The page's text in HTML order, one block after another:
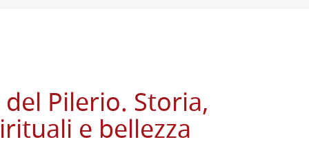
Pilerio. Storia,
e bellezza